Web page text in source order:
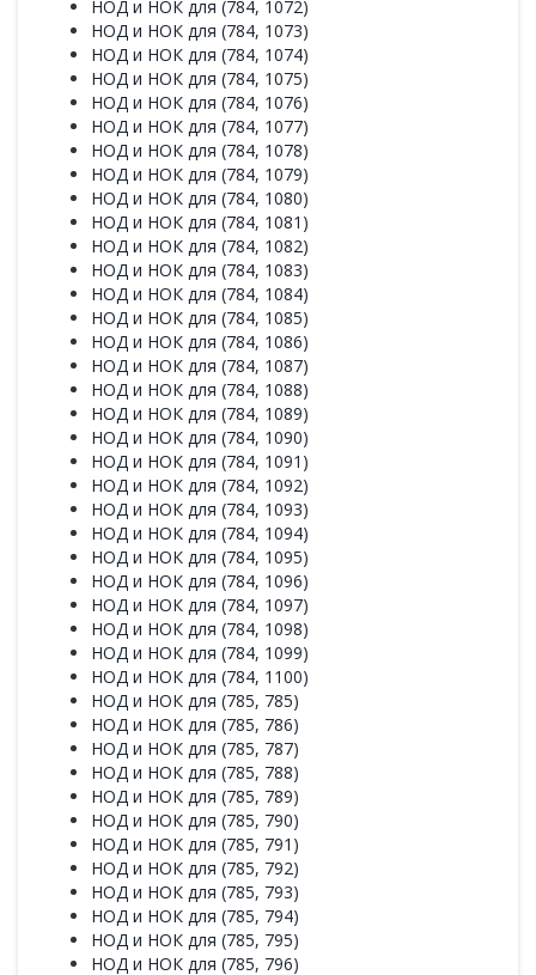
НОД и НОК для (784, 1072)
НОД и НОК для (784, 1073)
НОД и НОК для (784, 1074)
НОД и НОК для (784, 1075)
НОД и НОК для (784, 1076)
НОД и НОК для (784, 1077)
НОД и НОК для (784, 1078)
НОД и НОК для (784, 1079)
НОД и НОК для (784, 1080)
НОД и НОК для (784, 1081)
НОД и НОК для (784, 1082)
НОД и НОК для (784, 1083)
НОД и НОК для (784, 1084)
НОД и НОК для (784, 1085)
НОД и НОК для (784, 1086)
НОД и НОК для (784, 1087)
НОД и НОК для (784, 1088)
НОД и НОК для (784, 1089)
НОД и НОК для (784, 1090)
НОД и НОК для (784, 1091)
НОД и НОК для (784, 1092)
НОД и НОК для (784, 1093)
НОД и НОК для (784, 1094)
НОД и НОК для (784, 1095)
НОД и НОК для (784, 1096)
НОД и НОК для (784, 1097)
НОД и НОК для (784, 1098)
НОД и НОК для (784, 1099)
НОД и НОК для (784, 1100)
НОД и НОК для (785, 785)
НОД и НОК для (785, 786)
НОД и НОК для (785, 787)
НОД и НОК для (785, 788)
НОД и НОК для (785, 789)
НОД и НОК для (785, 790)
НОД и НОК для (785, 791)
НОД и НОК для (785, 792)
НОД и НОК для (785, 793)
НОД и НОК для (785, 794)
НОД и НОК для (785, 795)
НОД и НОК для (785, 796)